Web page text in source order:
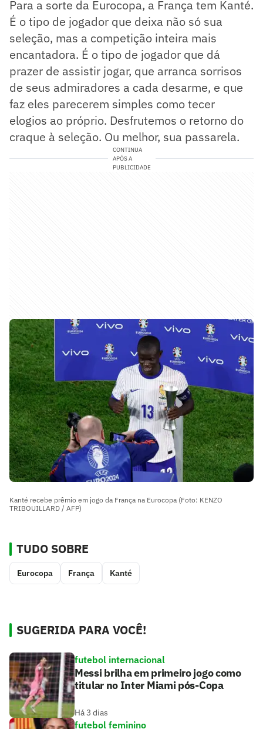
Para a sorte da Eurocopa, a França tem Kanté.
É o tipo de jogador que deixa não só sua
seleção, mas a competição inteira mais
encantadora. É o tipo de jogador que dá
prazer de assistir jogar, que arranca sorrisos
de seus admiradores a cada desarme, e que
faz eles parecerem simples como tecer
elogios ao próprio. Desfrutemos o retorno do
craque à seleção. Ou melhor, sua passarela.
CONTINUA
APÓS A
PUBLICIDADE
Kanté recebe prêmio em jogo da França na Eurocopa (Foto: KENZO
TRIBOUILLARD / AFP)
TUDO SOBRE
Eurocopa França Kanté
SUGERIDA PARA VOCÊ!
futebol internacional
Messi brilha em primeiro jogo como
titular no Inter Miami pós-Copa
Há 3 dias
futebol feminino